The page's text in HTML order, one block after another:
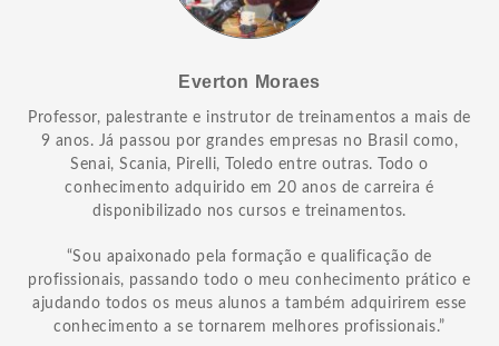
Everton Moraes
Professor, palestrante e instrutor de treinamentos a mais de
9 anos. Já passou por grandes empresas no Brasil como,
Senai, Scania, Pirelli, Toledo entre outras. Todo o
conhecimento adquirido em 20 anos de carreira é
disponibilizado nos cursos e treinamentos.
“Sou apaixonado pela formação e qualificação de
profissionais, passando todo o meu conhecimento prático e
ajudando todos os meus alunos a também adquirirem esse
conhecimento a se tornarem melhores profissionais.”